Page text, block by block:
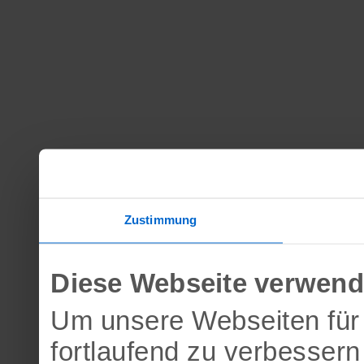
Zustimmung
Diese Webseite
Um unsere Webseiten
fortlaufend zu